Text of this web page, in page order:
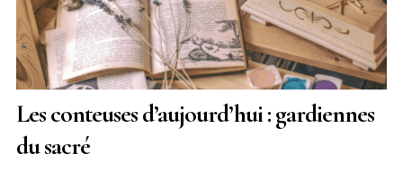
Les conteuses d’aujourd’hui : gardiennes
du sacré